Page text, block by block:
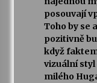
posouvají
Toho by se
pozitivně
když
vizuální styl
milého